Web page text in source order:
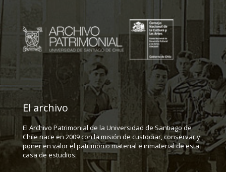
El archivo
El Archivo Patrimonial de la Universidad de Santiago de
Chile nace en 2009 con la misión de custodiar, conservar y
poner en valor el patrimonio material e inmaterial de esta
casa de estudios.